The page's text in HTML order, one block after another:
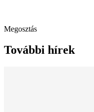
Megosztás
További hírek